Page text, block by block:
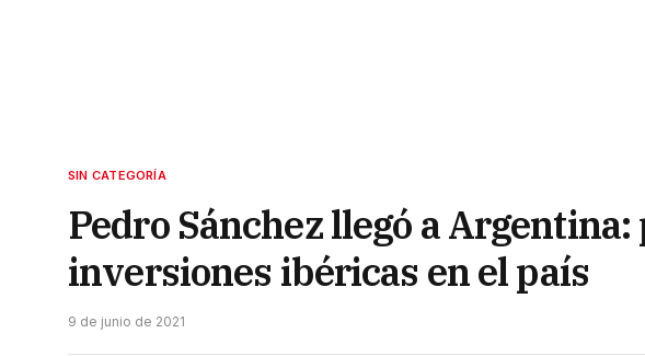
SIN CATEGORÍA
Pedro Sánchez llegó a
inversiones ibéricas en el país
9 de junio de 2021